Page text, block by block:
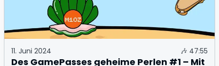
11. Juni 2024 🎶 47:55
Des GamePasses geheime Perlen #1 – Mit